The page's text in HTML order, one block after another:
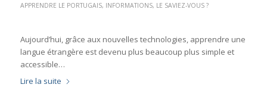
APPRENDRE LE PORTUGAIS, INFORMATIONS, LE SAVIEZ-VOUS ?
Aujourd’hui, grâce aux nouvelles technologies, apprendre une
langue étrangère est devenu plus beaucoup plus simple et
accessible…
Lire la suite